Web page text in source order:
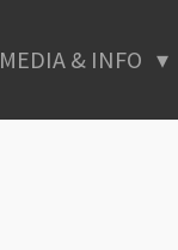
MEDIA & INFO